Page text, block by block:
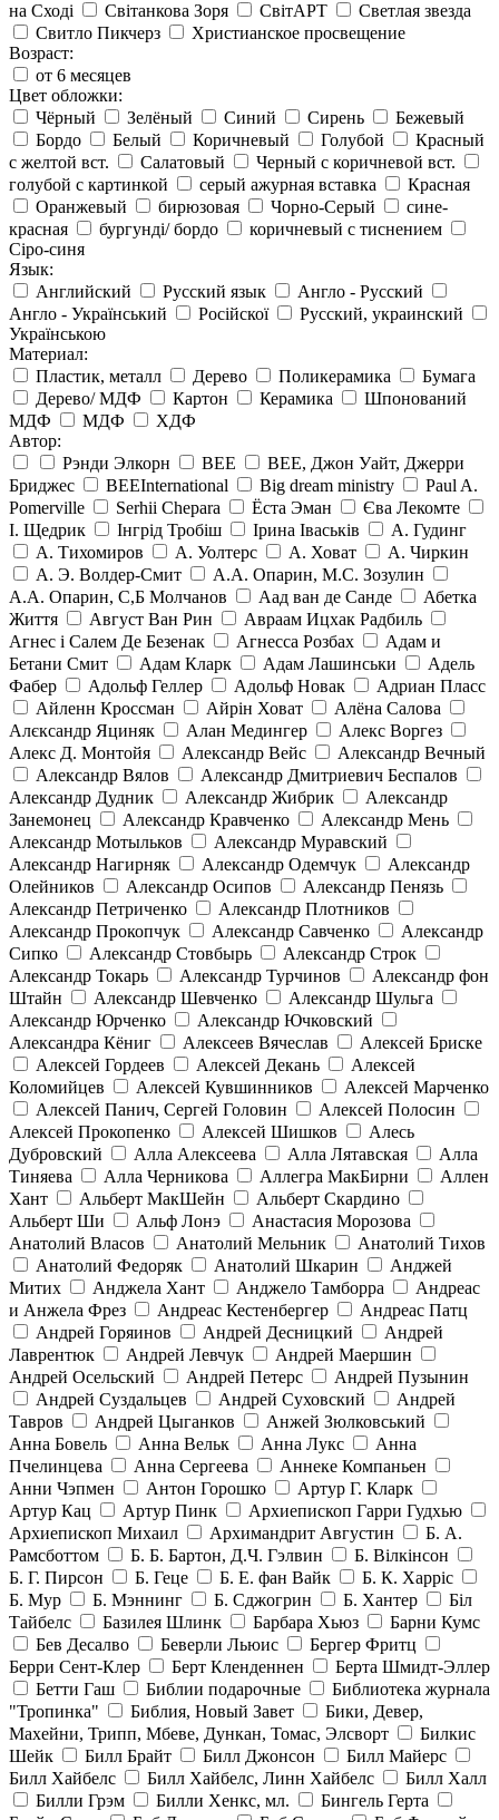
на Сході
Світанкова Зоря СвітАРТ
Светлая звезда
Свитло Пикчерз
Христианское просвещение
Возраст:
от 6 месяцев
Цвет обложки:
Чёрный
Зелёный Синий Сирень
Бежевый
Бордо
Белый Коричневый Голубой
Красный
с желтой вст.
Салатовый
Черный с коричневой вст.
голубой с картинкой
серый ажурная вставка
Красная
Оранжевый
бирюзовая Чорно-Серый
сине-
красная
бургунді/ бордо
коричневый с тиснением
Сіро-синя
Язык:
Английский
Русский язык
Англо - Русский
Англо - Український
Російскої
Русский, украинский
Українською
Материал:
Пластик, металл
Дерево Поликерамика
Бумага
Дерево/ МДФ
Картон Керамика
Шпонований
МДФ
МДФ
ХДФ
Автор:
Рэнди Элкорн
BEE
BEE, Джон Уайт, Джерри
Бриджес
BEEInternational Big dream ministry
Paul A.
Pomerville
Serhii Chepara Ёста Эман
Єва Лекомте
І. Щедрик
Інгрід Тробіш Ірина Іваськів
А. Гудинг
А. Тихомиров
А. Уолтерс А. Ховат
А. Чиркин
А. Э. Волдер-Смит
А.А. Опарин, М.С. Зозулин
А.А. Опарин, С,Б Молчанов
Аад ван де Санде
Абетка
Життя
Август Ван Рин
Авраам Ицхак Радбиль
Агнес і Салем Де Безенак
Агнесса Розбах
Адам и
Бетани Смит
Адам Кларк Адам Лашинськи
Адель
Фабер
Адольф Геллер Адольф Новак
Адриан Пласс
Айленн Кроссман
Айрін Ховат
Алёна Салова
Алєксандр Яциняк
Алан Медингер
Алекс Воргез
Алекс Д. Монтойя
Александр Вейс
Александр Вечный
Александр Вялов
Александр Дмитриевич Беспалов
Александр Дудник
Александр Жибрик
Александр
Занемонец
Александр Кравченко
Александр Мень
Александр Мотыльков
Александр Муравский
Александр Нагирняк
Александр Одемчук
Александр
Олейников
Александр Осипов
Александр Пенязь
Александр Петриченко
Александр Плотников
Александр Прокопчук
Александр Савченко
Александр
Сипко
Александр Стовбырь
Александр Строк
Александр Токарь
Александр Турчинов
Александр фон
Штайн
Александр Шевченко
Александр Шульга
Александр Юрченко
Александр Ючковский
Александра Кёниг
Алексеев Вячеслав
Алексей Бриске
Алексей Гордеев
Алексей Декань
Алексей
Коломийцев
Алексей Кувшинников
Алексей Марченко
Алексей Панич, Сергей Головин
Алексей Полосин
Алексей Прокопенко
Алексей Шишков
Алесь
Дубровский
Алла Алексеева Алла Лятавская
Алла
Тиняева
Алла Черникова Аллегра МакБирни
Аллен
Хант
Альберт МакШейн
Альберт Скардино
Альберт Ши
Альф Лонэ
Анастасия Морозова
Анатолий Власов
Анатолий Мельник
Анатолий Тихов
Анатолий Федоряк
Анатолий Шкарин
Анджей
Митих
Анджела Хант Анджело Тамборра
Андреас
и Анжела Фрез
Андреас Кестенбергер
Андреас Патц
Андрей Горяинов
Андрей Десницкий
Андрей
Лаврентюк
Андрей Левчук
Андрей Маершин
Андрей Осельский
Андрей Петерс
Андрей Пузынин
Андрей Суздальцев
Андрей Суховский
Андрей
Тавров
Андрей Цыганков
Анжей Зюлковський
Анна Бовель
Анна Вельк Анна Лукс
Анна
Пчелинцева
Анна Сергеева
Аннеке Компаньен
Анни Чэпмен
Антон Горошко
Артур Г. Кларк
Артур Кац
Артур Пинк
Архиепископ Гарри Гудхью
Архиепископ Михаил
Архимандрит Августин
Б. А.
Рамсботтом
Б. Б. Бартон, Д.Ч. Гэлвин
Б. Вілкінсон
Б. Г. Пирсон
Б. Геце Б. Е. фан Вайк
Б. К. Харріс
Б. Мур
Б. Мэннинг Б. Сджогрин Б. Хантер
Біл
Тайбелс
Базилея Шлинк Барбара Хьюз
Барни Кумс
Бев Десалво
Беверли Льюис
Бергер Фритц
Берри Сент-Клер
Берт Кленденнен
Берта Шмидт-Эллер
Бетти Гаш
Библии подарочные
Библиотека журнала
"Тропинка"
Библия, Новый Завет
Бики, Девер,
Махейни, Трипп, Мбеве, Дункан, Томас, Элсворт
Билкис
Шейк
Билл Брайт Билл Джонсон
Билл Майерс
Билл Хайбелс
Билл Хайбелс, Линн Хайбелс
Билл Халл
Билли Грэм
Билли Хенкс, мл.
Бингель Герта